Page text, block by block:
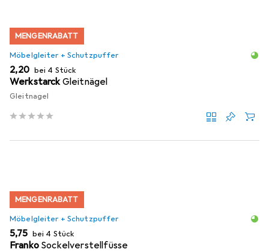
MENGENRABATT
Möbelgleiter + Schutzpuffer
EUR
2,20 bei 4 Stück
WerkstarckGleitnägel
Gleitnagel
MENGENRABATT
Möbelgleiter + Schutzpuffer
EUR
5,75 bei 4 Stück
Franko Sockelverstellfüsse